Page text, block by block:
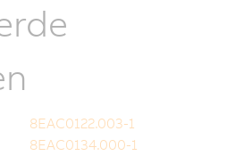
8EAC0122.003-1
8EAC0134.000-1